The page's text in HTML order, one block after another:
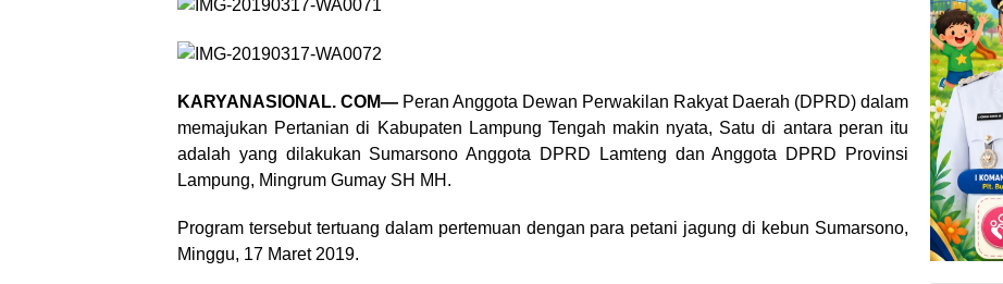
KARYANASIONAL. COM— Peran Anggota Dewan Perwakilan Rakyat Daerah (DPRD) dalam
memajukan Pertanian di Kabupaten Lampung Tengah makin nyata, Satu di antara peran itu
adalah yang dilakukan Sumarsono Anggota DPRD Lamteng dan Anggota DPRD Provinsi
Lampung, Mingrum Gumay SH MH.
Program tersebut tertuang dalam pertemuan dengan para petani jagung di kebun Sumarsono,
Minggu, 17 Maret 2019.